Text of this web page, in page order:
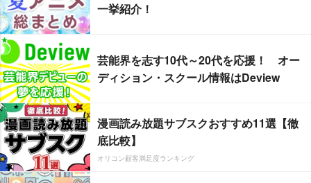
一挙紹介！
芸能界を志す10代～20代を応援！ オー
ディション・スクール情報はDeview
漫画読み放題サブスクおすすめ11選【徹
底比較】
オリコン顧客満足度ランキング